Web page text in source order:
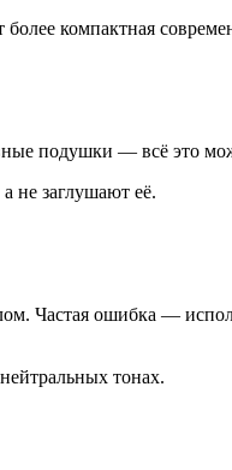
компактная
подушки — всё это
не заглушают её.
Частая ошибка —
тонах.